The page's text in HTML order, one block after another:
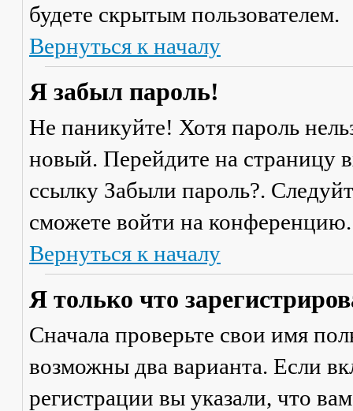
будете скрытым пользователем.
Вернуться к началу
Я забыл пароль!
Не паникуйте! Хотя пароль
новый. Перейдите на страницу
ссылку Забыли пароль?.
сможете войти на конференцию.
Вернуться к началу
Я только что
Сначала проверьте свои имя
возможны два варианта. Если
регистрации вы указали, что